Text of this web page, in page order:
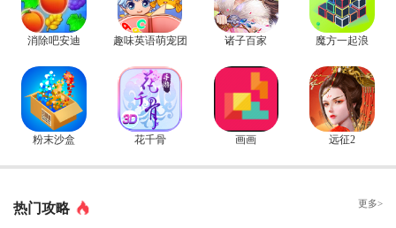
消除吧安迪 趣味英语萌宠团 诸子百家 魔方一起浪
粉末沙盒 花千骨 画画 远征2
热门攻略 更多>